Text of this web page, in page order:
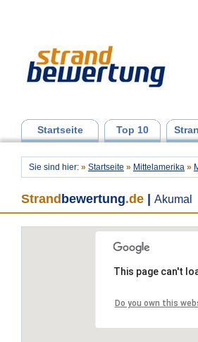
Startseite Top 10
Sie sind hier: » Startseite » Mittelamerika »
Strand bewertung.de Akumal
This page can't
Do you own this